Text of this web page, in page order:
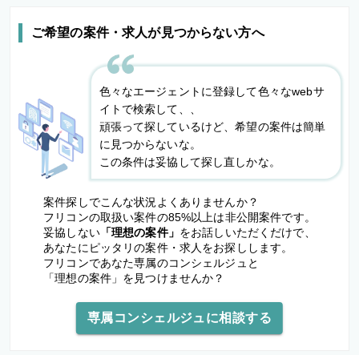
ご希望の案件・求人が見つからない方へ
色々なエージェントに登録して色々なwebサ
イトで検索して、、
頑張って探しているけど、希望の案件は簡単
に見つからないな。
この条件は妥協して探し直しかな。
案件探しでこんな状況よくありませんか？
フリコンの取扱い案件の85%以上は非公開案件です。
妥協しない「理想の案件」 をお話しいただくだけで、
あなたにピッタリの案件・求人をお探しします。
フリコンであなた専属のコンシェルジュと
「理想の案件」を見つけませんか？
専属コンシェルジュに相談する